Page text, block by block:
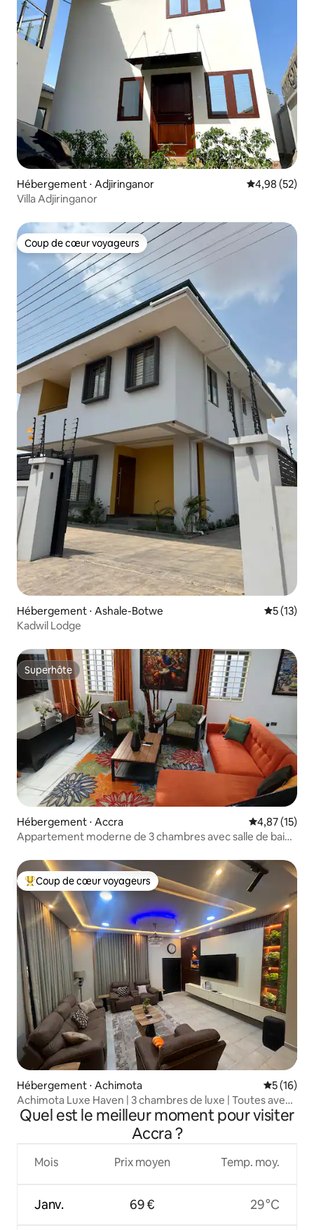
Hébergement ⋅ Adjiringanor Évaluation
4,98 (52)
Villa Adjiringanor
Coup de cœur voyageurs
Coup de cœur voyageurs
Hébergement ⋅ Ashale-Botwe
5 (13)
Kadwil Lodge
Superhôte
Superhôte
Hébergement ⋅ Accra Évaluation
4,87 (15)
​Appartement moderne de 3 chambres avec salle de bain
Coups de cœur voyageurs les plus appréciés
Coup de cœur voyageurs
Hébergement ⋅ Achimota
5 (16)
Achimota Luxe Haven | 3 chambres de luxe | Toutes avec
salle de bain attenante
Quel est le meilleur moment pour visiter
Accra ?
Mois
Janv.
Prix moyen
69 €
Temp. moy.
29 °C